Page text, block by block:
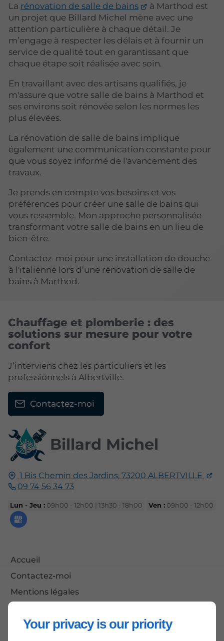
Your privacy is our priority
La rénovation de salle de bains
à Marthod est
un projet que Billard Michel mène avec une
attention particulière à chaque détail. Je
m’engage à respecter les délais et à fournir un
service de qualité tout en garantissant que
chaque étape soit réalisée avec soin.
En travaillant avec des artisans qualifiés, je
m'assure que votre salle de bains à Marthod et
ses environs soit rénovée selon les normes les
plus élevées.
La rénovation de salle de bains implique
également une communication constante pour
que vous soyez informé de l'avancement des
travaux.
Je prends en compte vos besoins et vos
préférences pour créer une salle de bains qui
vous ressemble. Mon approche personnalisée
transformant votre salle de bains en un lieu de
bien-être.
Contactez-moi pour une installation de douche
à l'italienne lors d’une rénovation de salle de
bains à Marthod.
Billard Michel
1 Bis Chemin des Jardins, 73200 ALBERTVILLE
09 74 56 34 73
Lun - Jeu : 09h00 - 12h00 | 13h30 - 18h00 Ven : 09h00 - 12h00
Accueil
Contactez-moi
Mentions légales
Chauffage et plomberie : des
solutions sur mesure pour votre
confort
J’interviens chez les particuliers et les
professionnels à Albertville.
Contactez-moi